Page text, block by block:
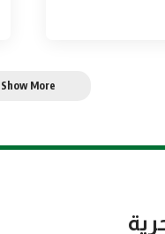
Show More